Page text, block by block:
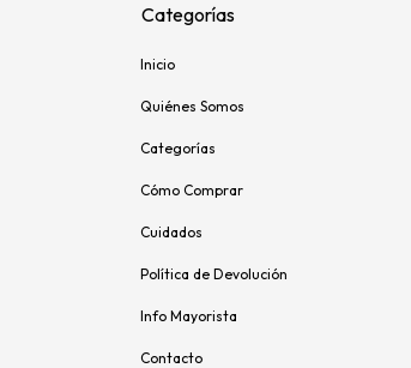
Categorías
Inicio
Quiénes Somos
Categorías
Cómo Comprar
Cuidados
Política de Devolución
Info Mayorista
Contacto